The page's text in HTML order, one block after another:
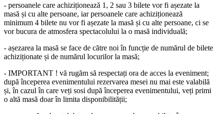
- persoanele care achiziționează 1, 2 sau 3 bilete vor fi așezate la
masă și cu alte persoane, iar persoanele care achiziționează
minimum 4 bilete nu vor fi așezate la masă și cu alte persoane, ci se
vor bucura de atmosfera spectacolului la o masă individuală;
- așezarea la masă se face de către noi în funcție de numărul de bilete
achiziționate și de numărul locurilor la masă;
- IMPORTANT ! vă rugăm să respectați ora de acces la eveniment;
după începerea evenimentului rezervarea mesei nu mai este valabilă
și, în cazul în care veți sosi după începerea evenimentului, veți primi
o altă masă doar în limita disponibilității;